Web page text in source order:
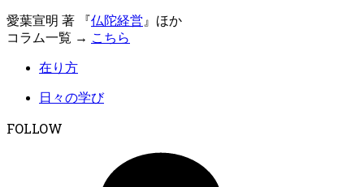
愛葉宣明 著 『仏陀経営 』ほか
コラム一覧 → こちら
在り方
日々の学び
FOLLOW